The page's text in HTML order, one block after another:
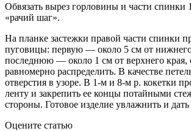
Обвязать вырез горловины и части спинки
«рачий шаг».
На планке застежки правой части спинки
пуговицы: первую — около 5 см от
последнюю — около 1 см от верхнего края,
равномерно распределить. В качестве
отверстия в узоре. В 1-м и 8-м р. кокетки
ленту и закрепить ее концы потайными
стороны. Готовое изделие увлажнить и
Оцените статью